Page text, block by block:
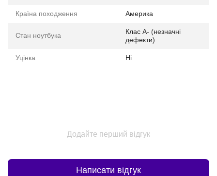
Країна походження Америка
Стан ноутбука
Клас A- (незначні
дефекти)
Уцінка Ні
Додайте перший відгук
Написати відгук